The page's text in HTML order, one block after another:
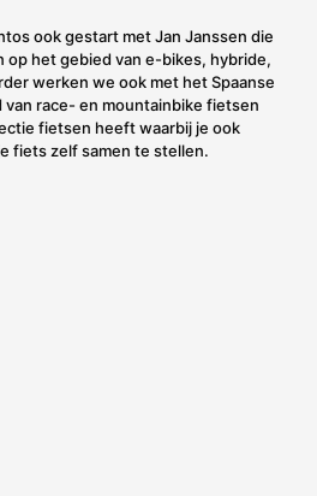
ook gestart met Jan Janssen die
op het gebied van e-bikes, hybride,
werken we ook met het Spaanse
race- en mountainbike fietsen
fietsen heeft waarbij je ook
fiets zelf samen te stellen.